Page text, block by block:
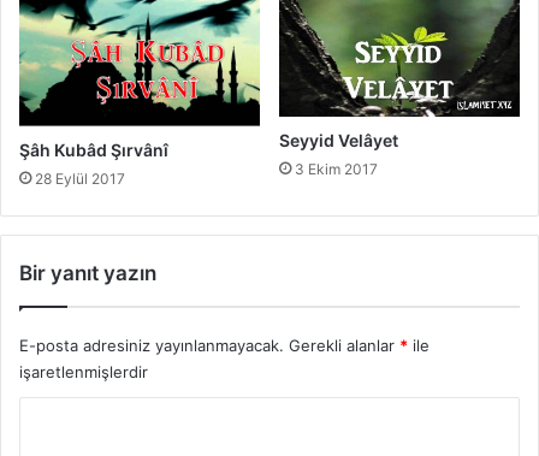
Şâh Kubâd Şırvânî
28 Eylül 2017
Seyyid Velâyet
3 Ekim 2017
Bir yanıt yazın
E-posta adresiniz yayınlanmayacak. Gerekli alanlar * ile
işaretlenmişlerdir